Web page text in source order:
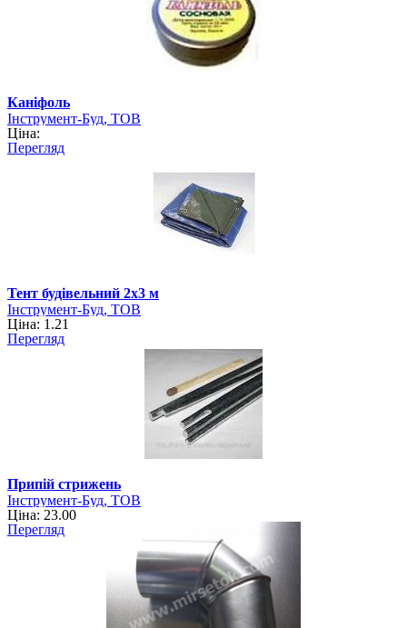
Каніфоль
Інструмент-Буд, ТОВ
Ціна:
Перегляд
Тент будівельний 2х3 м
Інструмент-Буд, ТОВ
Ціна: 1.21
Перегляд
Припій стрижень
Інструмент-Буд, ТОВ
Ціна: 23.00
Перегляд